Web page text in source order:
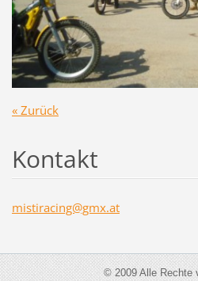
« Zurück
Kontakt
mistiracing@gmx.at
© 2009 Alle Rechte